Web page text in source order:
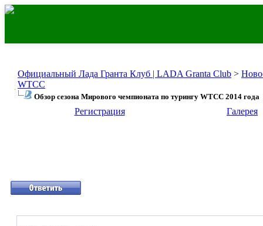
Официальный Лада Гранта Клуб | LADA Granta Club >
WTCC
Обзор сезона Мирового чемпионата по турингу WTCC 2014 года
Регистрация Галерея